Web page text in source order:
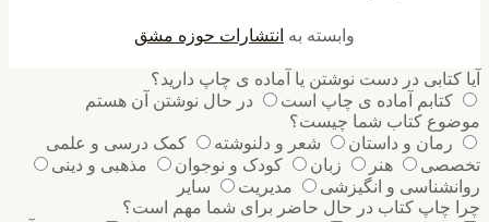
وابسته به انتشارات حوزه مشق
آیا کتابی در دست نوشتن یا آماده ی چاپ دارید؟
کتابم آماده ی چاپ است
در حال نوشتن آن هستم
موضوع کتاب شما چیست؟
رمان و داستان
شعر و دلنوشته
کمک درسی و علمی
تخصصی
هنر زبان کودک و نوجوان
مذهبی و دینی
روانشناسی و انگیزشی
مدیریت
سایر
چرا چاپ کتاب در حال حاضر برای شما مهم است؟